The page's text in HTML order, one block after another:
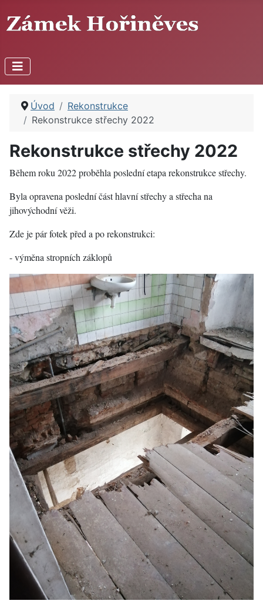
Úvod
Rekonstrukce
Rekonstrukce střechy 2022
Rekonstrukce střechy 2022
Během roku 2022 proběhla poslední etapa rekonstrukce střechy.
Byla opravena poslední část hlavní střechy a střecha na
jihovýchodní věži.
Zde je pár fotek před a po rekonstrukci:
- výměna stropních záklopů